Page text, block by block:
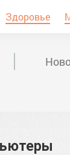
Здоровье